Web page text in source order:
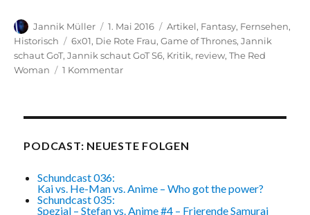
Autor
Jannik Müller
Veröffentlicht
am
1. Mai 2016 Kategorien
Artikel, Fantasy, Fernsehen,
Historisch
Schlagwörter
6x01, Die Rote Frau,Game of Thrones,Jannik
schaut GoT,Jannik schaut GoT S6, Kritik, review,The Red
Woman
1 Kommentarzu
Thrones
S06E01
PODCAST: NEUESTE FOLGEN
Schundcast 036:
Kai vs. He-Man vs. Anime – Who got the power?
Schundcast 035:
Spezial – Stefan vs. Anime #4 – Frierende Samurai